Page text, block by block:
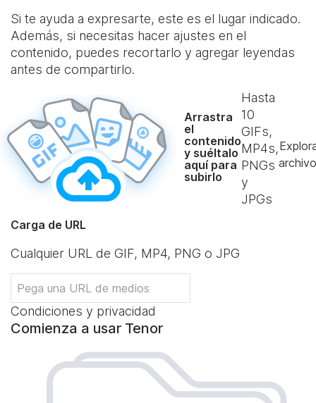
Si te ayuda a expresarte, este es el lugar indicado.
Además, si necesitas hacer ajustes en el
contenido, puedes recortarlo y agregar leyendas
antes de compartirlo.
Arrastra
el
contenido
y suéltalo
aquí para
subirlo
Hasta
10
GIFs,
MP4s,
PNGs
y
JPGs
Carga de URL
Cualquier URL de GIF, MP4, PNG o JPG
Condiciones y privacidad
Comienza a usar Tenor